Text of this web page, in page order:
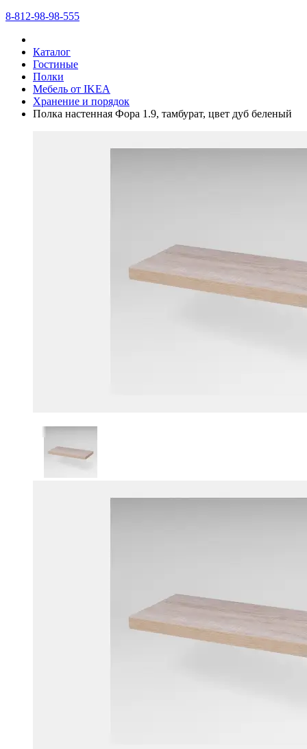
8-812-98-98-555
Каталог
Гостиные
Полки
Мебель от IKEA
Хранение и порядок
Полка настенная Фора 1.9, тамбурат, цвет дуб беленый